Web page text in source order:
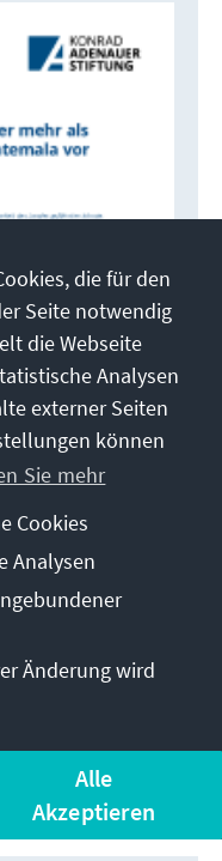
die für den
Seite notwendig
die Webseite
Analysen
externer Seiten
können
Sie mehr
Cookies
Analysen
Änderung wird
Alle
Akzeptieren